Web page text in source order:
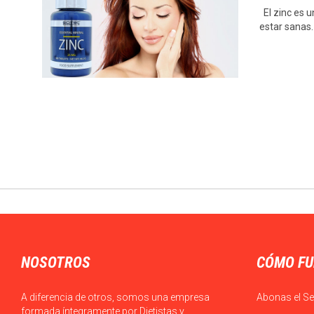
El zinc es
estar
NOSOTROS
A diferencia de otros, somos una empresa
formada íntegramente por Dietistas y
CÓMO
Abonas el